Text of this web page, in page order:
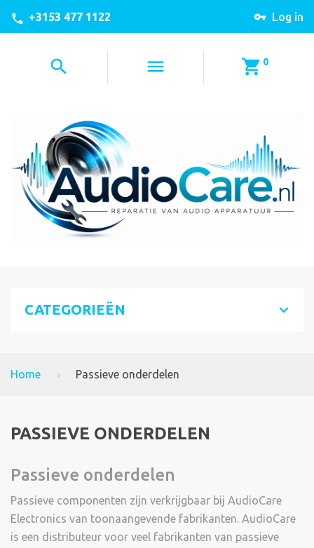
Log in
+3153 477 1122
0
CATEGORIEËN
Home Passieve onderdelen
PASSIEVE ONDERDELEN
Passieve onderdelen
Passieve componenten zijn verkrijgbaar bij AudioCare
Electronics van toonaangevende fabrikanten. AudioCare
is een distributeur voor veel fabrikanten van passieve